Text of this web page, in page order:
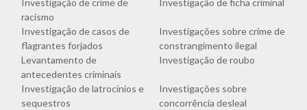
racismo
Investigação de casos de
flagrantes forjados
Investigações sobre crime de
constrangimento ilegal
Levantamento de
antecedentes criminais
Investigação de roubo
Investigação de latrocínios e
sequestros
Investigações sobre
concorrência desleal